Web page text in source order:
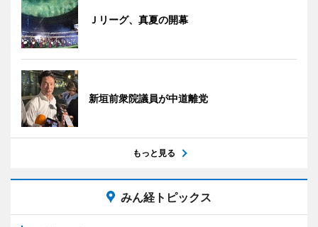
Ｊリーグ、真夏の開幕
新垣前衆院議員が中道離党
もっと見る
みん経トピックス